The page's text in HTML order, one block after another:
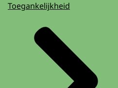
Toegankelijkheid